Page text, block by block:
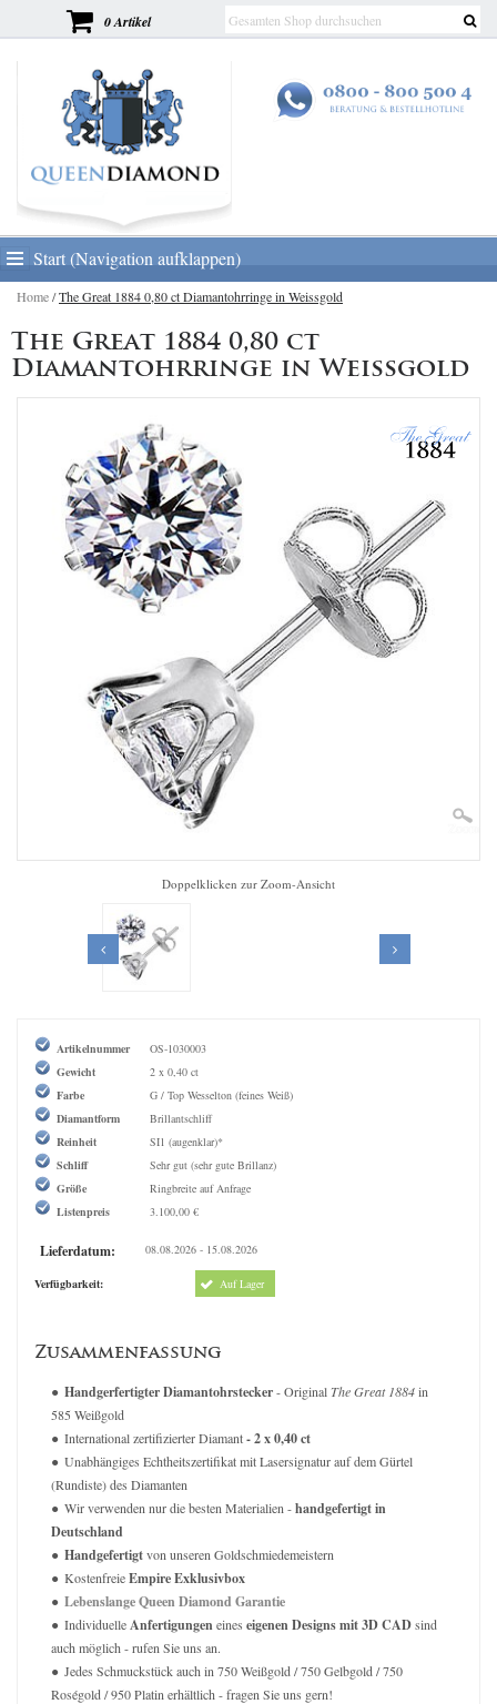
0 Artikel
Start (Navigation aufklappen)
Home/The Great 1884 0,80 ct Diamantohrringe in Weissgold
The Great 1884 0,80 ct
Diamantohrringe in Weissgold
Zoom
Doppelklicken zur Zoom-Ansicht
Artikelnummer
OS-1030003
Gewicht
2 x 0,40 ct
Farbe
G / Top Wesselton (feines Weiß)
Diamantform
Brillantschliff
Reinheit
SI1 (augenklar)*
Schliff
Sehr gut (sehr gute Brillanz)
Größe
Ringbreite auf Anfrage
Listenpreis
3.100,00 €
Lieferdatum: 08.08.2026 - 15.08.2026
Verfügbarkeit: Auf Lager
Zusammenfassung
Handgerfertigter Diamantohrstecker- OriginalThe Great 1884in
585 Weißgold
International zertifizierter Diamant- 2 x 0,40 ct
Unabhängiges Echtheitszertifikat mit Lasersignatur auf dem Gürtel
(Rundiste) des Diamanten
Wir verwenden nur die besten Materialien -handgefertigt in
Deutschland
Handgefertigtvon unseren Goldschmiedemeistern
KostenfreieEmpire Exklusivbox
Lebenslange Queen Diamond Garantie
IndividuelleAnfertigungeneines eigenen Designs mit 3D CADsind
auch möglich - rufen Sie uns an.
Jedes Schmuckstück auch in 750 Weißgold / 750 Gelbgold / 750
Roségold / 950 Platin erhältlich - fragen Sie uns gern!